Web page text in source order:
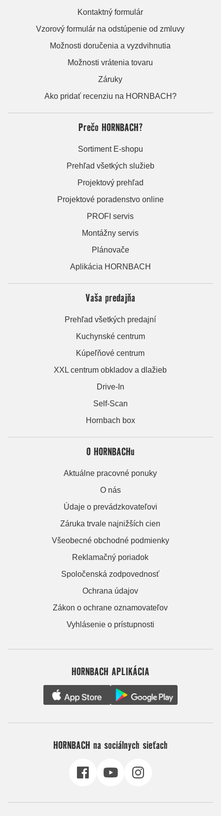
Kontaktný formulár
Vzorový formulár na odstúpenie od zmluvy
Možnosti doručenia a vyzdvihnutia
Možnosti vrátenia tovaru
Záruky
Ako pridať recenziu na HORNBACH?
Prečo HORNBACH?
Sortiment E-shopu
Prehľad všetkých služieb
Projektový prehľad
Projektové poradenstvo online
PROFI servis
Montážny servis
Plánovače
Aplikácia HORNBACH
Vaša predajňa
Prehľad všetkých predajní
Kuchynské centrum
Kúpeľňové centrum
XXL centrum obkladov a dlažieb
Drive-In
Self-Scan
Hornbach box
O HORNBACHu
Aktuálne pracovné ponuky
O nás
Údaje o prevádzkovateľovi
Záruka trvale najnižších cien
Všeobecné obchodné podmienky
Reklamačný poriadok
Spoločenská zodpovednosť
Ochrana údajov
Zákon o ochrane oznamovateľov
Vyhlásenie o prístupnosti
HORNBACH APLIKÁCIA
HORNBACH na sociálnych sieťach